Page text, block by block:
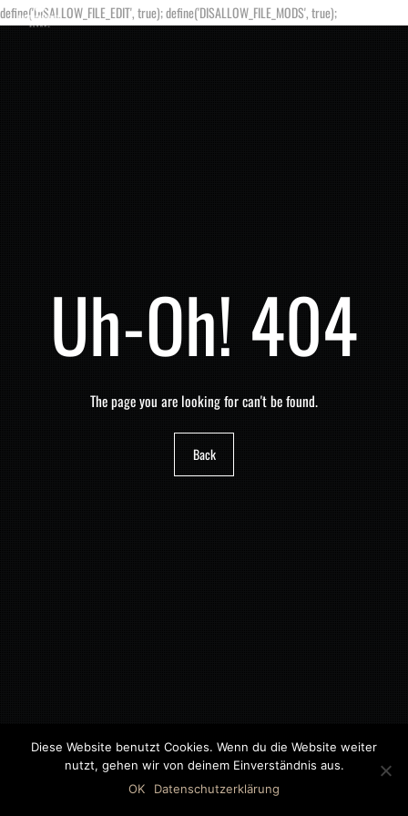
define('DISALLOW_FILE_EDIT', true); define('DISALLOW_FILE_MODS', true);
Uh-Oh! 404
The page you are looking for can't be found.
Back
©2018 MWB – MOTORWAGEN BERNAU GMBH
Diese Website benutzt Cookies. Wenn du die Website weiter
nutzt, gehen wir von deinem Einverständnis aus.
OK
Datenschutzerklärung